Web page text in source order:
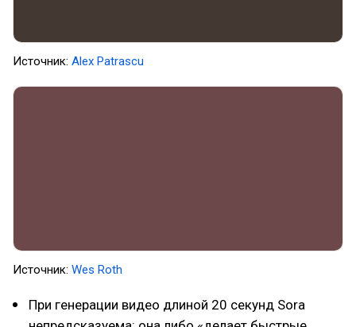
Источник: Alex Patrascu
Источник: Wes Roth
При генерации видео длиной 20 секунд Sora